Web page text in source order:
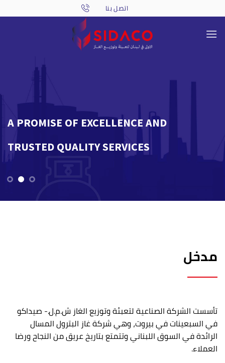
to
content
A PROMISE OF EXCELLENCE AND
TRUSTED QUALITY SERVICES
مدخل
تأسست الشركة الصناعية لتعبئة وتوزيع الغاز ش.م.ل.- صيداكو
في السبعينات في بيروت، وهي شركة غاز البترول المسال
الرائدة في السوق اللبناني وتتمتع بتاريخ عريق من النجاح ورضا
العملاء.